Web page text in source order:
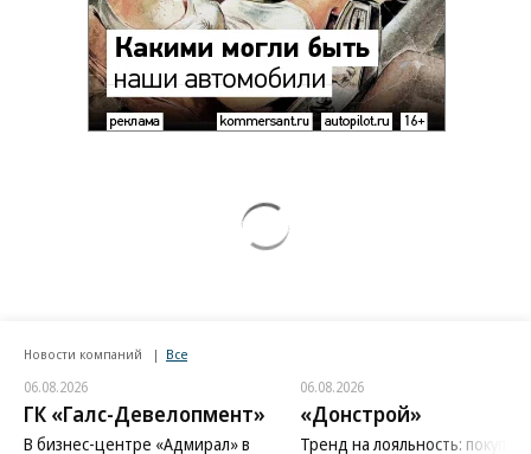
Новости компаний Все
06.08.2026
ГК «Галс-Девелопмент»
В бизнес-центре «Адмирал» в
06.08.2026
«Донстрой»
Тренд на лояльность: